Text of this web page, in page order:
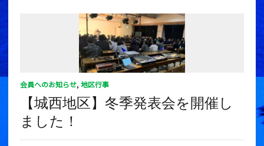
会員へのお知らせ, 地区行事
【城西地区】冬季発表会を開催し
ました！